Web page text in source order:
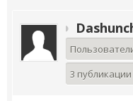
3 публикации